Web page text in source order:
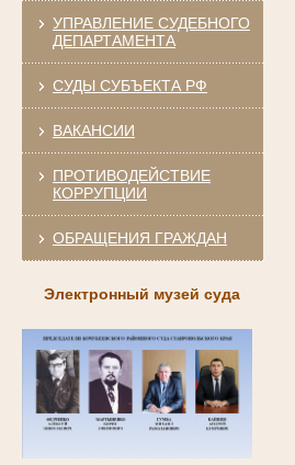
УПРАВЛЕНИЕ СУДЕБНОГО
ДЕПАРТАМЕНТА
СУДЫ СУБЪЕКТА РФ
ВАКАНСИИ
ПРОТИВОДЕЙСТВИЕ
КОРРУПЦИИ
ОБРАЩЕНИЯ ГРАЖДАН
Электронный музей суда